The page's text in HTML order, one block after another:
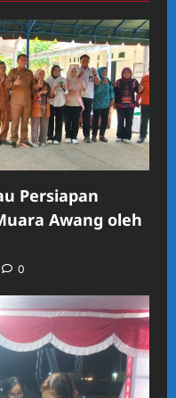
Persiapan
Awang oleh
0